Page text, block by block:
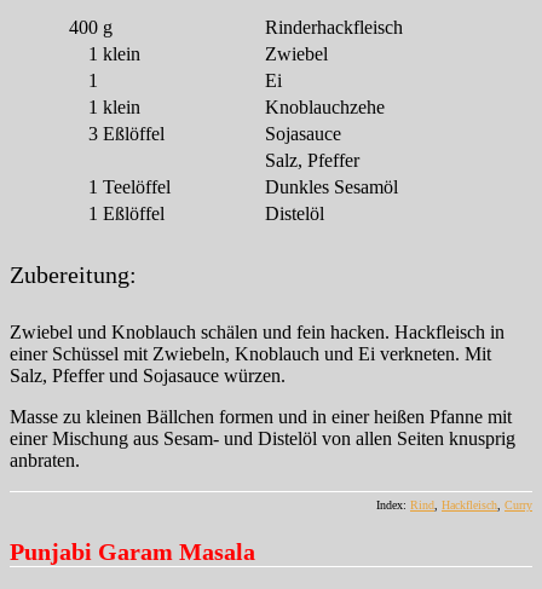
400 g
Rinderhackfleisch
1 klein
Zwiebel
1
Ei
1 klein
Knoblauchzehe
3 Eßlöffel
Sojasauce
Salz, Pfeffer
1 Teelöffel
Dunkles Sesamöl
1 Eßlöffel Distelöl
Zubereitung:
Zwiebel und Knoblauch schälen und fein hacken. Hackfleisch in
einer Schüssel mit Zwiebeln, Knoblauch und Ei verkneten. Mit
Salz, Pfeffer und Sojasauce würzen.
Masse zu kleinen Bällchen formen und in einer heißen Pfanne mit
einer Mischung aus Sesam- und Distelöl von allen Seiten knusprig
anbraten.
Index: Rind Hackfleisch Curry
Punjabi Garam Masala